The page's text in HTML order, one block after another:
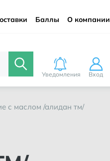
Баллы О компании
Уведомления Вход
с маслом /алидан тм/